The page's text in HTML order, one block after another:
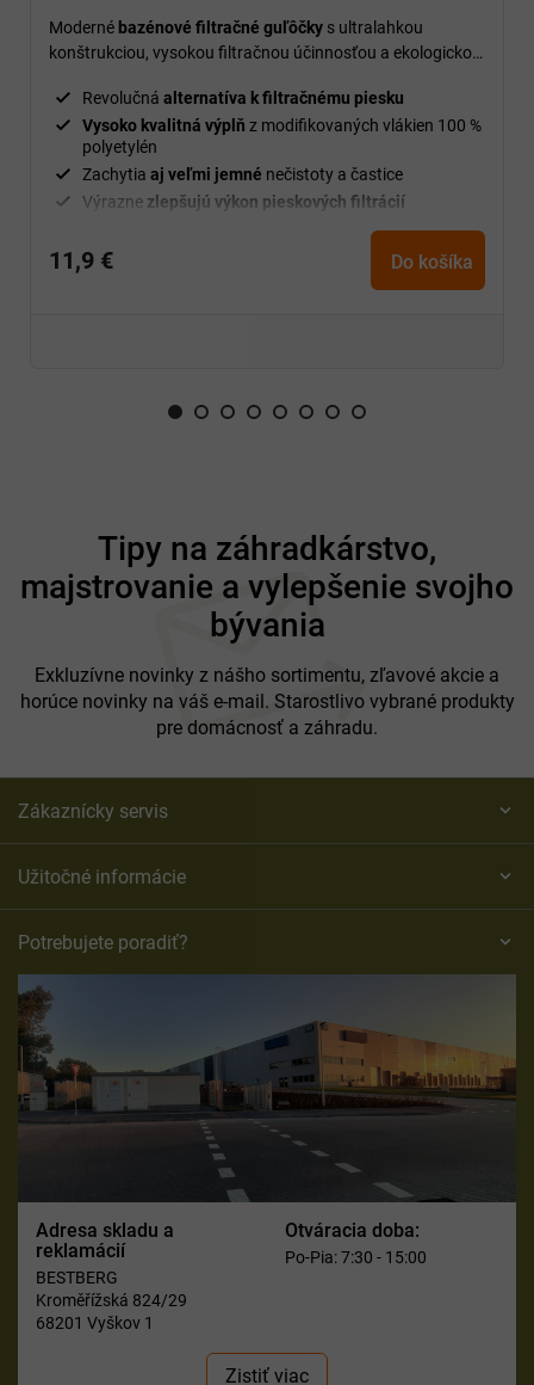
Moderné bazénové filtračné guľôčky s ultralahkou
konštrukciou, vysokou filtračnou účinnosťou a ekologickou
filtračný piesok.
Revolučná alternatíva k filtračnému piesku
Vysoko kvalitná výplň z modifikovaných vlákien 100 %
polyetylén
Zachytia aj veľmi jemné nečistoty a častice
Výrazne zlepšujú výkon pieskových filtrácií
Skracujú
Nevytvárajú usadeninya bránia množeniu baktérií
11,9 € Do košíka
Tipy na záhradkárstvo,
majstrovanie a vylepšenie svojho
bývania
Exkluzívne novinky z nášho sortimentu, zľavové akcie a
horúce novinky na váš e-mail. Starostlivo vybrané produkty
pre domácnosť a záhradu.
Zákaznícky servis
Užitočné informácie
Potrebujete poradiť?
Adresa skladu a
reklamácií
BESTBERG
Kroměřížská 824/29
68201 Vyškov 1
Otváracia doba:
Po-Pia: 7:30 - 15:00
Zistiť viac